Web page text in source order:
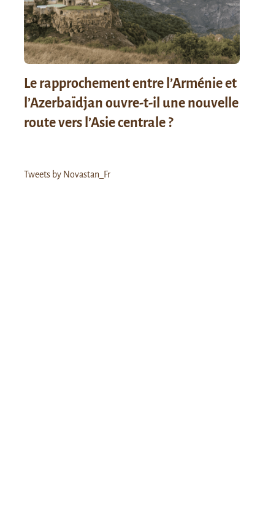
Le rapprochement entre l’Arménie et
l’Azerbaïdjan ouvre-t-il une nouvelle
route vers l’Asie centrale ?
Tweets by Novastan_Fr